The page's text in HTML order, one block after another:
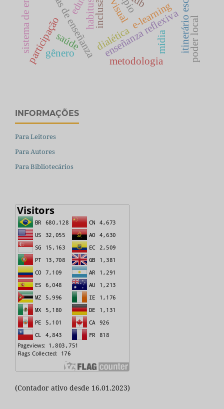
inclusão e-learning
enseñanza reflexiva
habitus itinerário escolar
saúde
participação metodologia
dialética
sistema de ensino poder local
gênero mídia
INFORMAÇÕES
Para Leitores
Para Autores
Para Bibliotecários
(Contador ativo desde 16.01.2023)